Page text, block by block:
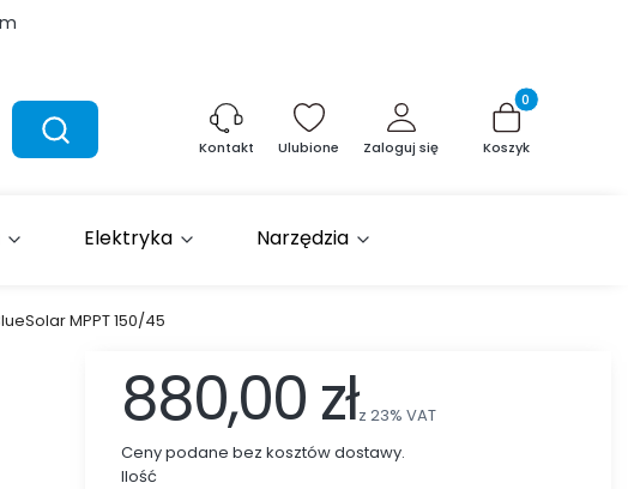
Szukaj Kontakt Ulubione Zaloguj się
Produkty w
Koszyk
Elektryka Narzędzia
MPPT 150/45
880,00 złz 23% VAT
Ceny podane bez kosztów dostawy.
Ilość